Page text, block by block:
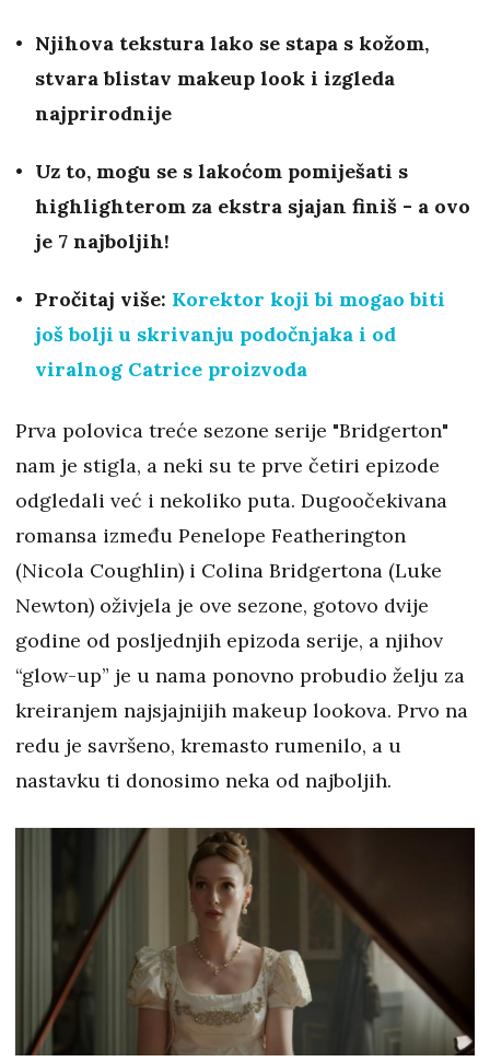
Njihova tekstura lako se stapa s kožom,
stvara blistav makeup look i izgleda
najprirodnije
Uz to, mogu se s lakoćom pomiješati s
highlighterom za ekstra sjajan finiš - a ovo
je 7 najboljih!
Pročitaj više: Korektor koji bi mogao biti
još bolji u skrivanju podočnjaka i od
viralnog Catrice proizvoda
Prva polovica treće sezone serije "Bridgerton"
nam je stigla, a neki su te prve četiri epizode
odgledali već i nekoliko puta. Dugoočekivana
romansa između Penelope Featherington
(Nicola Coughlin) i Colina Bridgertona (Luke
Newton) oživjela je ove sezone, gotovo dvije
godine od posljednjih epizoda serije, a njihov
“glow-up” je u nama ponovno probudio želju za
kreiranjem najsjajnijih makeup lookova. Prvo na
redu je savršeno, kremasto rumenilo, a u
nastavku ti donosimo neka od najboljih.